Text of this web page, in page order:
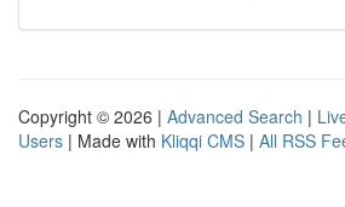
Copyright © 2026 | Advanced Search |
Users | Made with Kliqqi CMS | All RSS